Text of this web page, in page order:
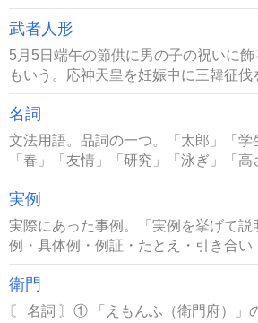
武者人形
5月5日端午の節供に男の子の祝いに飾
もいう。応神天皇を妊娠中に三韓征伐
名詞
文法用語。品詞の一つ。「太郎」「学
「春」「友情」「研究」「泳ぎ」「
実例
実際にあった事例。「実例を挙げて説
例・具体例・例証・たとえ・引き合い
衛門
〘 名詞 〙① 「えもんふ（衛門府）」